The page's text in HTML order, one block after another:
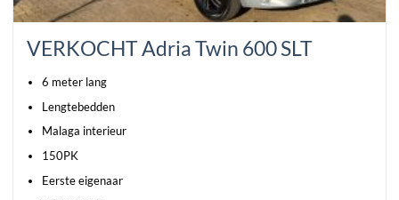
VERKOCHT Adria Twin 600 SLT
6 meter lang
Lengtebedden
Malaga interieur
150PK
Eerste eigenaar